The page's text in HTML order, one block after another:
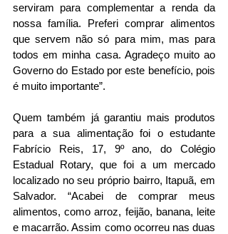
serviram para complementar a renda da
nossa família. Preferi comprar alimentos
que servem não só para mim, mas para
todos em minha casa. Agradeço muito ao
Governo do Estado por este benefício, pois
é muito importante”.
Quem também já garantiu mais produtos
para a sua alimentação foi o estudante
Fabrício Reis, 17, 9º ano, do Colégio
Estadual Rotary, que foi a um mercado
localizado no seu próprio bairro, Itapuã, em
Salvador. “Acabei de comprar meus
alimentos, como arroz, feijão, banana, leite
e macarrão. Assim como ocorreu nas duas